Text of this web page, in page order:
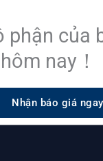
phận của
nay！
Nhận báo giá ngay